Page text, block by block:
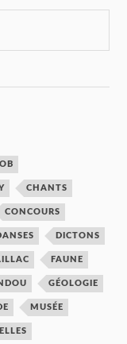
CHANTS
CONCOURS
DICTONS
FAUNE
GÉOLOGIE
MUSÉE